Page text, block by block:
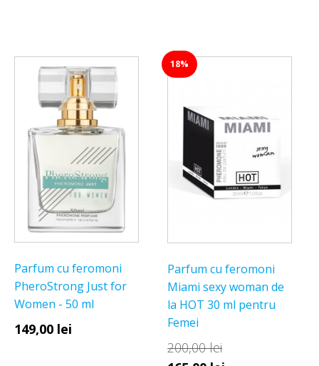
Parfum cu feromoni
PheroStrong Just for
Women - 50 ml
149,00 lei
18%
Parfum cu feromoni
Miami sexy woman de
la HOT 30 ml pentru
Femei
200,00lei